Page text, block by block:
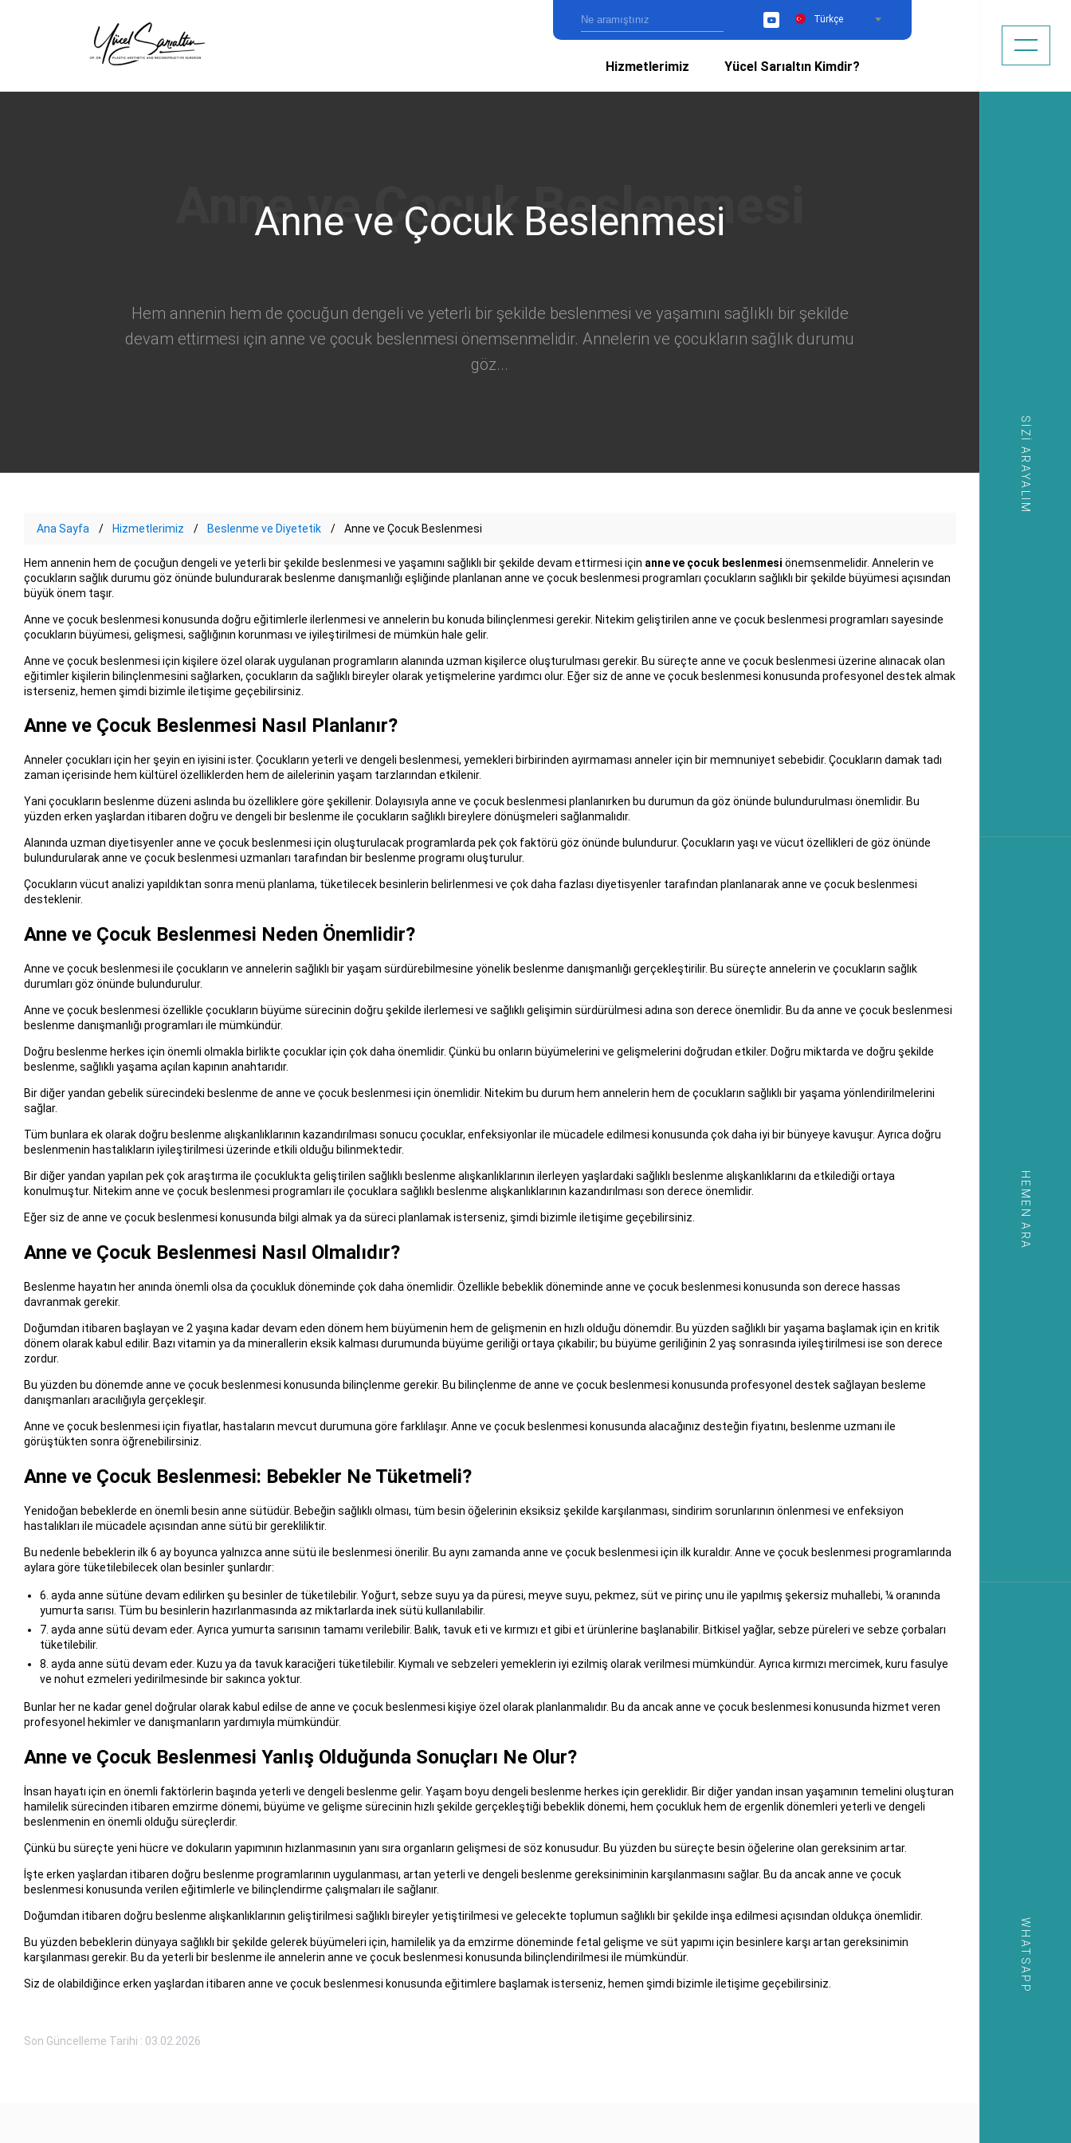
YouTubeTürkçe
Hizmetlerimiz Yücel Sarıaltın Kimdir?
SIZI ARAYALIM
HEMEN ARA
WHATSAPP
Anne ve Çocuk Beslenmesi
Hem annenin hem de çocuğun dengeli ve yeterli bir şekilde beslenmesi ve yaşamını sağlıklı bir şekilde
devam ettirmesi için anne ve çocuk beslenmesi önemsenmelidir. Annelerin ve çocukların sağlık durumu
göz...
Ana Sayfa Hizmetlerimiz Beslenme ve Diyetetik Anne ve Çocuk Beslenmesi
Hem annenin hem de çocuğun dengeli ve yeterli bir şekilde beslenmesi ve yaşamını sağlıklı bir şekilde devam ettirmesi için anne ve çocuk beslenmesi önemsenmelidir. Annelerin ve
çocukların sağlık durumu göz önünde bulundurarak beslenme danışmanlığı eşliğinde planlanan anne ve çocuk beslenmesi programları çocukların sağlıklı bir şekilde büyümesi açısından
büyük önem taşır.
Anne ve çocuk beslenmesi konusunda doğru eğitimlerle ilerlenmesi ve annelerin bu konuda bilinçlenmesi gerekir. Nitekim geliştirilen anne ve çocuk beslenmesi programları sayesinde
çocukların büyümesi, gelişmesi, sağlığının korunması ve iyileştirilmesi de mümkün hale gelir.
Anne ve çocuk beslenmesi için kişilere özel olarak uygulanan programların alanında uzman kişilerce oluşturulması gerekir. Bu süreçte anne ve çocuk beslenmesi üzerine alınacak olan
eğitimler kişilerin bilinçlenmesini sağlarken, çocukların da sağlıklı bireyler olarak yetişmelerine yardımcı olur. Eğer siz de anne ve çocuk beslenmesi konusunda profesyonel destek almak
isterseniz, hemen şimdi bizimle iletişime geçebilirsiniz.
Anne ve Çocuk Beslenmesi Nasıl Planlanır?
Anneler çocukları için her şeyin en iyisini ister. Çocukların yeterli ve dengeli beslenmesi, yemekleri birbirinden ayırmaması anneler için bir memnuniyet sebebidir. Çocukların damak tadı
zaman içerisinde hem kültürel özelliklerden hem de ailelerinin yaşam tarzlarından etkilenir.
Yani çocukların beslenme düzeni aslında bu özelliklere göre şekillenir. Dolayısıyla anne ve çocuk beslenmesi planlanırken bu durumun da göz önünde bulundurulması önemlidir. Bu
yüzden erken yaşlardan itibaren doğru ve dengeli bir beslenme ile çocukların sağlıklı bireylere dönüşmeleri sağlanmalıdır.
Alanında uzman diyetisyenler anne ve çocuk beslenmesi için oluşturulacak programlarda pek çok faktörü göz önünde bulundurur. Çocukların yaşı ve vücut özellikleri de göz önünde
bulundurularak anne ve çocuk beslenmesi uzmanları tarafından bir beslenme programı oluşturulur.
Çocukların vücut analizi yapıldıktan sonra menü planlama, tüketilecek besinlerin belirlenmesi ve çok daha fazlası diyetisyenler tarafından planlanarak anne ve çocuk beslenmesi
desteklenir.
Anne ve Çocuk Beslenmesi Neden Önemlidir?
Anne ve çocuk beslenmesi ile çocukların ve annelerin sağlıklı bir yaşam sürdürebilmesine yönelik beslenme danışmanlığı gerçekleştirilir. Bu süreçte annelerin ve çocukların sağlık
durumları göz önünde bulundurulur.
Anne ve çocuk beslenmesi özellikle çocukların büyüme sürecinin doğru şekilde ilerlemesi ve sağlıklı gelişimin sürdürülmesi adına son derece önemlidir. Bu da anne ve çocuk beslenmesi
beslenme danışmanlığı programları ile mümkündür.
Doğru beslenme herkes için önemli olmakla birlikte çocuklar için çok daha önemlidir. Çünkü bu onların büyümelerini ve gelişmelerini doğrudan etkiler. Doğru miktarda ve doğru şekilde
beslenme, sağlıklı yaşama açılan kapının anahtarıdır.
Bir diğer yandan gebelik sürecindeki beslenme de anne ve çocuk beslenmesi için önemlidir. Nitekim bu durum hem annelerin hem de çocukların sağlıklı bir yaşama yönlendirilmelerini
sağlar.
Tüm bunlara ek olarak doğru beslenme alışkanlıklarının kazandırılması sonucu çocuklar, enfeksiyonlar ile mücadele edilmesi konusunda çok daha iyi bir bünyeye kavuşur. Ayrıca doğru
beslenmenin hastalıkların iyileştirilmesi üzerinde etkili olduğu bilinmektedir.
Bir diğer yandan yapılan pek çok araştırma ile çocuklukta geliştirilen sağlıklı beslenme alışkanlıklarının ilerleyen yaşlardaki sağlıklı beslenme alışkanlıklarını da etkilediği ortaya
konulmuştur. Nitekim anne ve çocuk beslenmesi programları ile çocuklara sağlıklı beslenme alışkanlıklarının kazandırılması son derece önemlidir.
Eğer siz de anne ve çocuk beslenmesi konusunda bilgi almak ya da süreci planlamak isterseniz, şimdi bizimle iletişime geçebilirsiniz.
Anne ve Çocuk Beslenmesi Nasıl Olmalıdır?
Beslenme hayatın her anında önemli olsa da çocukluk döneminde çok daha önemlidir. Özellikle bebeklik döneminde anne ve çocuk beslenmesi konusunda son derece hassas
davranmak gerekir.
Doğumdan itibaren başlayan ve 2 yaşına kadar devam eden dönem hem büyümenin hem de gelişmenin en hızlı olduğu dönemdir. Bu yüzden sağlıklı bir yaşama başlamak için en kritik
dönem olarak kabul edilir. Bazı vitamin ya da minerallerin eksik kalması durumunda büyüme geriliği ortaya çıkabilir; bu büyüme geriliğinin 2 yaş sonrasında iyileştirilmesi ise son derece
zordur.
Bu yüzden bu dönemde anne ve çocuk beslenmesi konusunda bilinçlenme gerekir. Bu bilinçlenme de anne ve çocuk beslenmesi konusunda profesyonel destek sağlayan besleme
danışmanları aracılığıyla gerçekleşir.
Anne ve çocuk beslenmesi için fiyatlar, hastaların mevcut durumuna göre farklılaşır. Anne ve çocuk beslenmesi konusunda alacağınız desteğin fiyatını, beslenme uzmanı ile
görüştükten sonra öğrenebilirsiniz.
Anne ve Çocuk Beslenmesi: Bebekler Ne Tüketmeli?
Yenidoğan bebeklerde en önemli besin anne sütüdür. Bebeğin sağlıklı olması, tüm besin öğelerinin eksiksiz şekilde karşılanması, sindirim sorunlarının önlenmesi ve enfeksiyon
hastalıkları ile mücadele açısından anne sütü bir gerekliliktir.
Bu nedenle bebeklerin ilk 6 ay boyunca yalnızca anne sütü ile beslenmesi önerilir. Bu aynı zamanda anne ve çocuk beslenmesi için ilk kuraldır. Anne ve çocuk beslenmesi programlarında
aylara göre tüketilebilecek olan besinler şunlardır:
6. ayda anne sütüne devam edilirken şu besinler de tüketilebilir. Yoğurt, sebze suyu ya da püresi, meyve suyu, pekmez, süt ve pirinç unu ile yapılmış şekersiz muhallebi, ¼ oranında
yumurta sarısı. Tüm bu besinlerin hazırlanmasında az miktarlarda inek sütü kullanılabilir.
7. ayda anne sütü devam eder. Ayrıca yumurta sarısının tamamı verilebilir. Balık, tavuk eti ve kırmızı et gibi et ürünlerine başlanabilir. Bitkisel yağlar, sebze püreleri ve sebze çorbaları
tüketilebilir.
8. ayda anne sütü devam eder. Kuzu ya da tavuk karaciğeri tüketilebilir. Kıymalı ve sebzeleri yemeklerin iyi ezilmiş olarak verilmesi mümkündür. Ayrıca kırmızı mercimek, kuru fasulye
ve nohut ezmeleri yedirilmesinde bir sakınca yoktur.
Bunlar her ne kadar genel doğrular olarak kabul edilse de anne ve çocuk beslenmesi kişiye özel olarak planlanmalıdır. Bu da ancak anne ve çocuk beslenmesi konusunda hizmet veren
profesyonel hekimler ve danışmanların yardımıyla mümkündür.
Anne ve Çocuk Beslenmesi Yanlış Olduğunda Sonuçları Ne Olur?
İnsan hayatı için en önemli faktörlerin başında yeterli ve dengeli beslenme gelir. Yaşam boyu dengeli beslenme herkes için gereklidir. Bir diğer yandan insan yaşamının temelini oluşturan
hamilelik sürecinden itibaren emzirme dönemi, büyüme ve gelişme sürecinin hızlı şekilde gerçekleştiği bebeklik dönemi, hem çocukluk hem de ergenlik dönemleri yeterli ve dengeli
beslenmenin en önemli olduğu süreçlerdir.
Çünkü bu süreçte yeni hücre ve dokuların yapımının hızlanmasının yanı sıra organların gelişmesi de söz konusudur. Bu yüzden bu süreçte besin öğelerine olan gereksinim artar.
İşte erken yaşlardan itibaren doğru beslenme programlarının uygulanması, artan yeterli ve dengeli beslenme gereksiniminin karşılanmasını sağlar. Bu da ancak anne ve çocuk
beslenmesi konusunda verilen eğitimlerle ve bilinçlendirme çalışmaları ile sağlanır.
Doğumdan itibaren doğru beslenme alışkanlıklarının geliştirilmesi sağlıklı bireyler yetiştirilmesi ve gelecekte toplumun sağlıklı bir şekilde inşa edilmesi açısından oldukça önemlidir.
Bu yüzden bebeklerin dünyaya sağlıklı bir şekilde gelerek büyümeleri için, hamilelik ya da emzirme döneminde fetal gelişme ve süt yapımı için besinlere karşı artan gereksinimin
karşılanması gerekir. Bu da yeterli bir beslenme ile annelerin anne ve çocuk beslenmesi konusunda bilinçlendirilmesi ile mümkündür.
Siz de olabildiğince erken yaşlardan itibaren anne ve çocuk beslenmesi konusunda eğitimlere başlamak isterseniz, hemen şimdi bizimle iletişime geçebilirsiniz.
Son Güncelleme Tarihi : 03.02.2026